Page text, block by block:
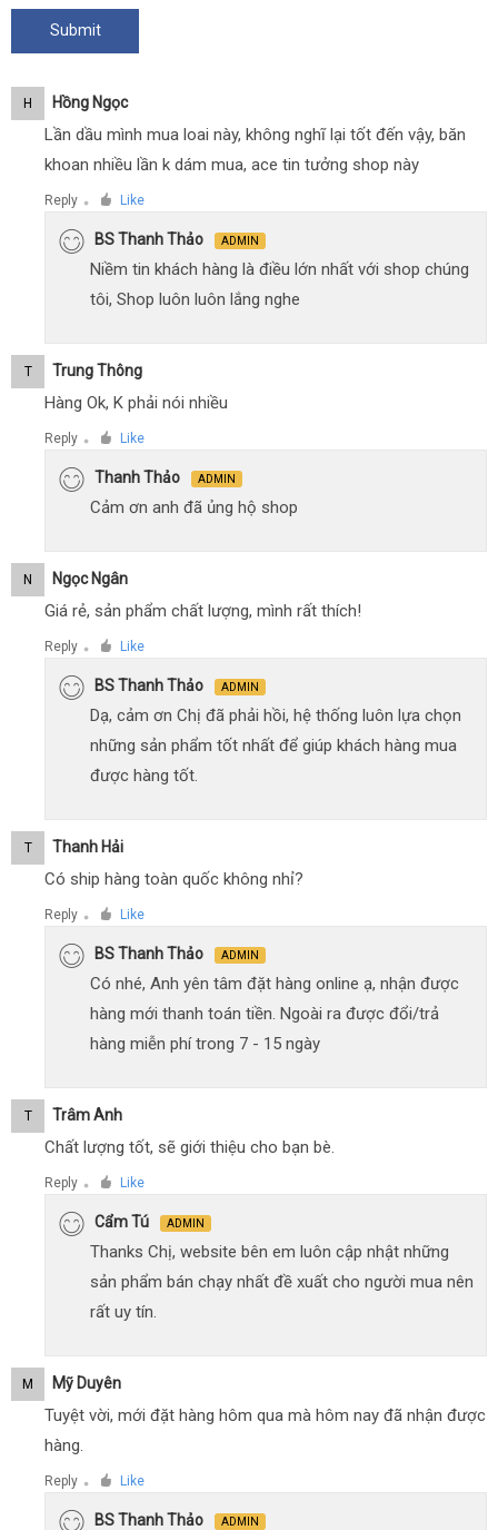
H Hồng Ngọc
Lần dầu mình mua loai này, không nghĩ lại tốt đến vậy, băn
khoan nhiều lần k dám mua, ace tin tưởng shop này
Reply ● Like
BS Thanh Thảo ADMIN
Niềm tin khách hàng là điều lớn nhất với shop chúng
tôi, Shop luôn luôn lắng nghe
T Trung Thông
Hàng Ok, K phải nói nhiều
Reply ● Like
Thanh Thảo ADMIN
Cảm ơn anh đã ủng hộ shop
N Ngọc Ngân
Giá rẻ, sản phẩm chất lượng, mình rất thích!
Reply ● Like
BS Thanh Thảo ADMIN
Dạ, cảm ơn Chị đã phải hồi, hệ thống luôn lựa chọn
những sản phẩm tốt nhất để giúp khách hàng mua
được hàng tốt.
T Thanh Hải
Có ship hàng toàn quốc không nhỉ?
Reply ● Like
BS Thanh Thảo ADMIN
Có nhé, Anh yên tâm đặt hàng online ạ, nhận được
hàng mới thanh toán tiền. Ngoài ra được đổi/trả
hàng miễn phí trong 7 - 15 ngày
T Trâm Anh
Chất lượng tốt, sẽ giới thiệu cho bạn bè.
Reply ● Like
Cẩm Tú ADMIN
Thanks Chị, website bên em luôn cập nhật những
sản phẩm bán chạy nhất đề xuất cho người mua nên
rất uy tín.
M Mỹ Duyên
Tuyệt vời, mới đặt hàng hôm qua mà hôm nay đã nhận được
hàng.
Reply ● Like
BS Thanh Thảo ADMIN